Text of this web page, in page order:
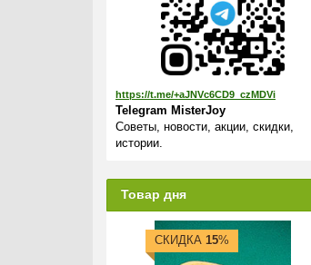
https://t.me/+aJNVc6CD9_czMDVi
Telegram MisterJoy
Советы, новости, акции, скидки,
истории.
Товар дня
СКИДКА 15%